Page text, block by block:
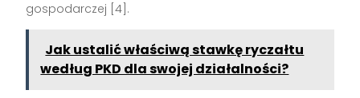
gospodarczej [4].
Jak ustalić właściwą stawkę ryczałtu
według PKD dla swojej działalności?